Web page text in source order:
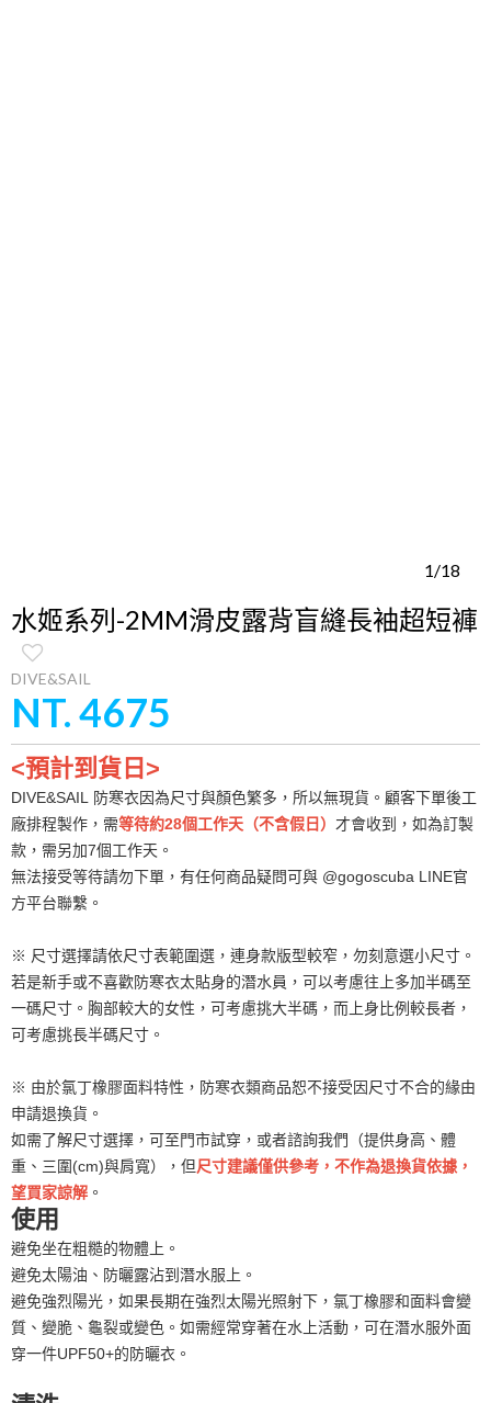
1/18
水姬系列-2MM滑皮露背盲縫長袖超短褲
DIVE&SAIL
NT. 4675
<預計到貨日>
DIVE&SAIL 防寒衣因為尺寸與顏色繁多，所以無現貨。顧客下單後工
廠排程製作，需等待約28個工作天（不含假日） 才會收到，如為訂製
款，需另加7個工作天。
無法接受等待請勿下單，有任何商品疑問可與 @gogoscuba LINE官
方平台聯繫。
※ 尺寸選擇請依尺寸表範圍選，連身款版型較窄，勿刻意選小尺寸。
若是新手或不喜歡防寒衣太貼身的潛水員，可以考慮往上多加半碼至
一碼尺寸。胸部較大的女性，可考慮挑大半碼，而上身比例較長者，
可考慮挑長半碼尺寸。
※ 由於氯丁橡膠面料特性，防寒衣類商品恕不接受因尺寸不合的緣由
申請退換貨。
如需了解尺寸選擇，可至門市試穿，或者諮詢我們（提供身高、體
重、三圍(cm)與肩寬），但尺寸建議僅供參考，不作為退換貨依據，
望買家諒解 。
使用
避免坐在粗糙的物體上。
避免太陽油、防曬露沾到潛水服上。
避免強烈陽光，如果長期在強烈太陽光照射下，氯丁橡膠和面料會變
質、變脆、龜裂或變色。如需經常穿著在水上活動，可在潛水服外面
穿一件UPF50+的防曬衣。